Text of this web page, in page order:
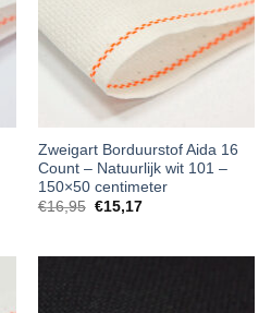
Zweigart Borduurstof Aida 16
Count – Natuurlijk wit 101 –
150×50 centimeter
€16,95 €15,17